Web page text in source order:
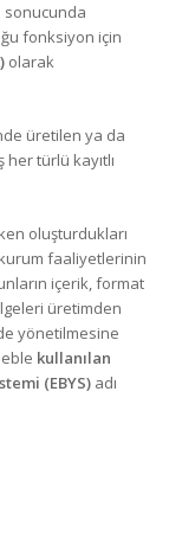
sonucunda
fonksiyon için
olarak
üretilen ya da
türlü kayıtlı
oluşturdukları
faaliyetlerinin
içerik, format
üretimden
yönetilmesine
kullanılan
(EBYS) adı